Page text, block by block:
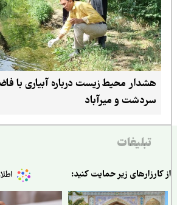
هشدار محیط زیست درباره آبیاری با
سردشت و میرآباد
تبلیغات
زیر حمایت کنید: